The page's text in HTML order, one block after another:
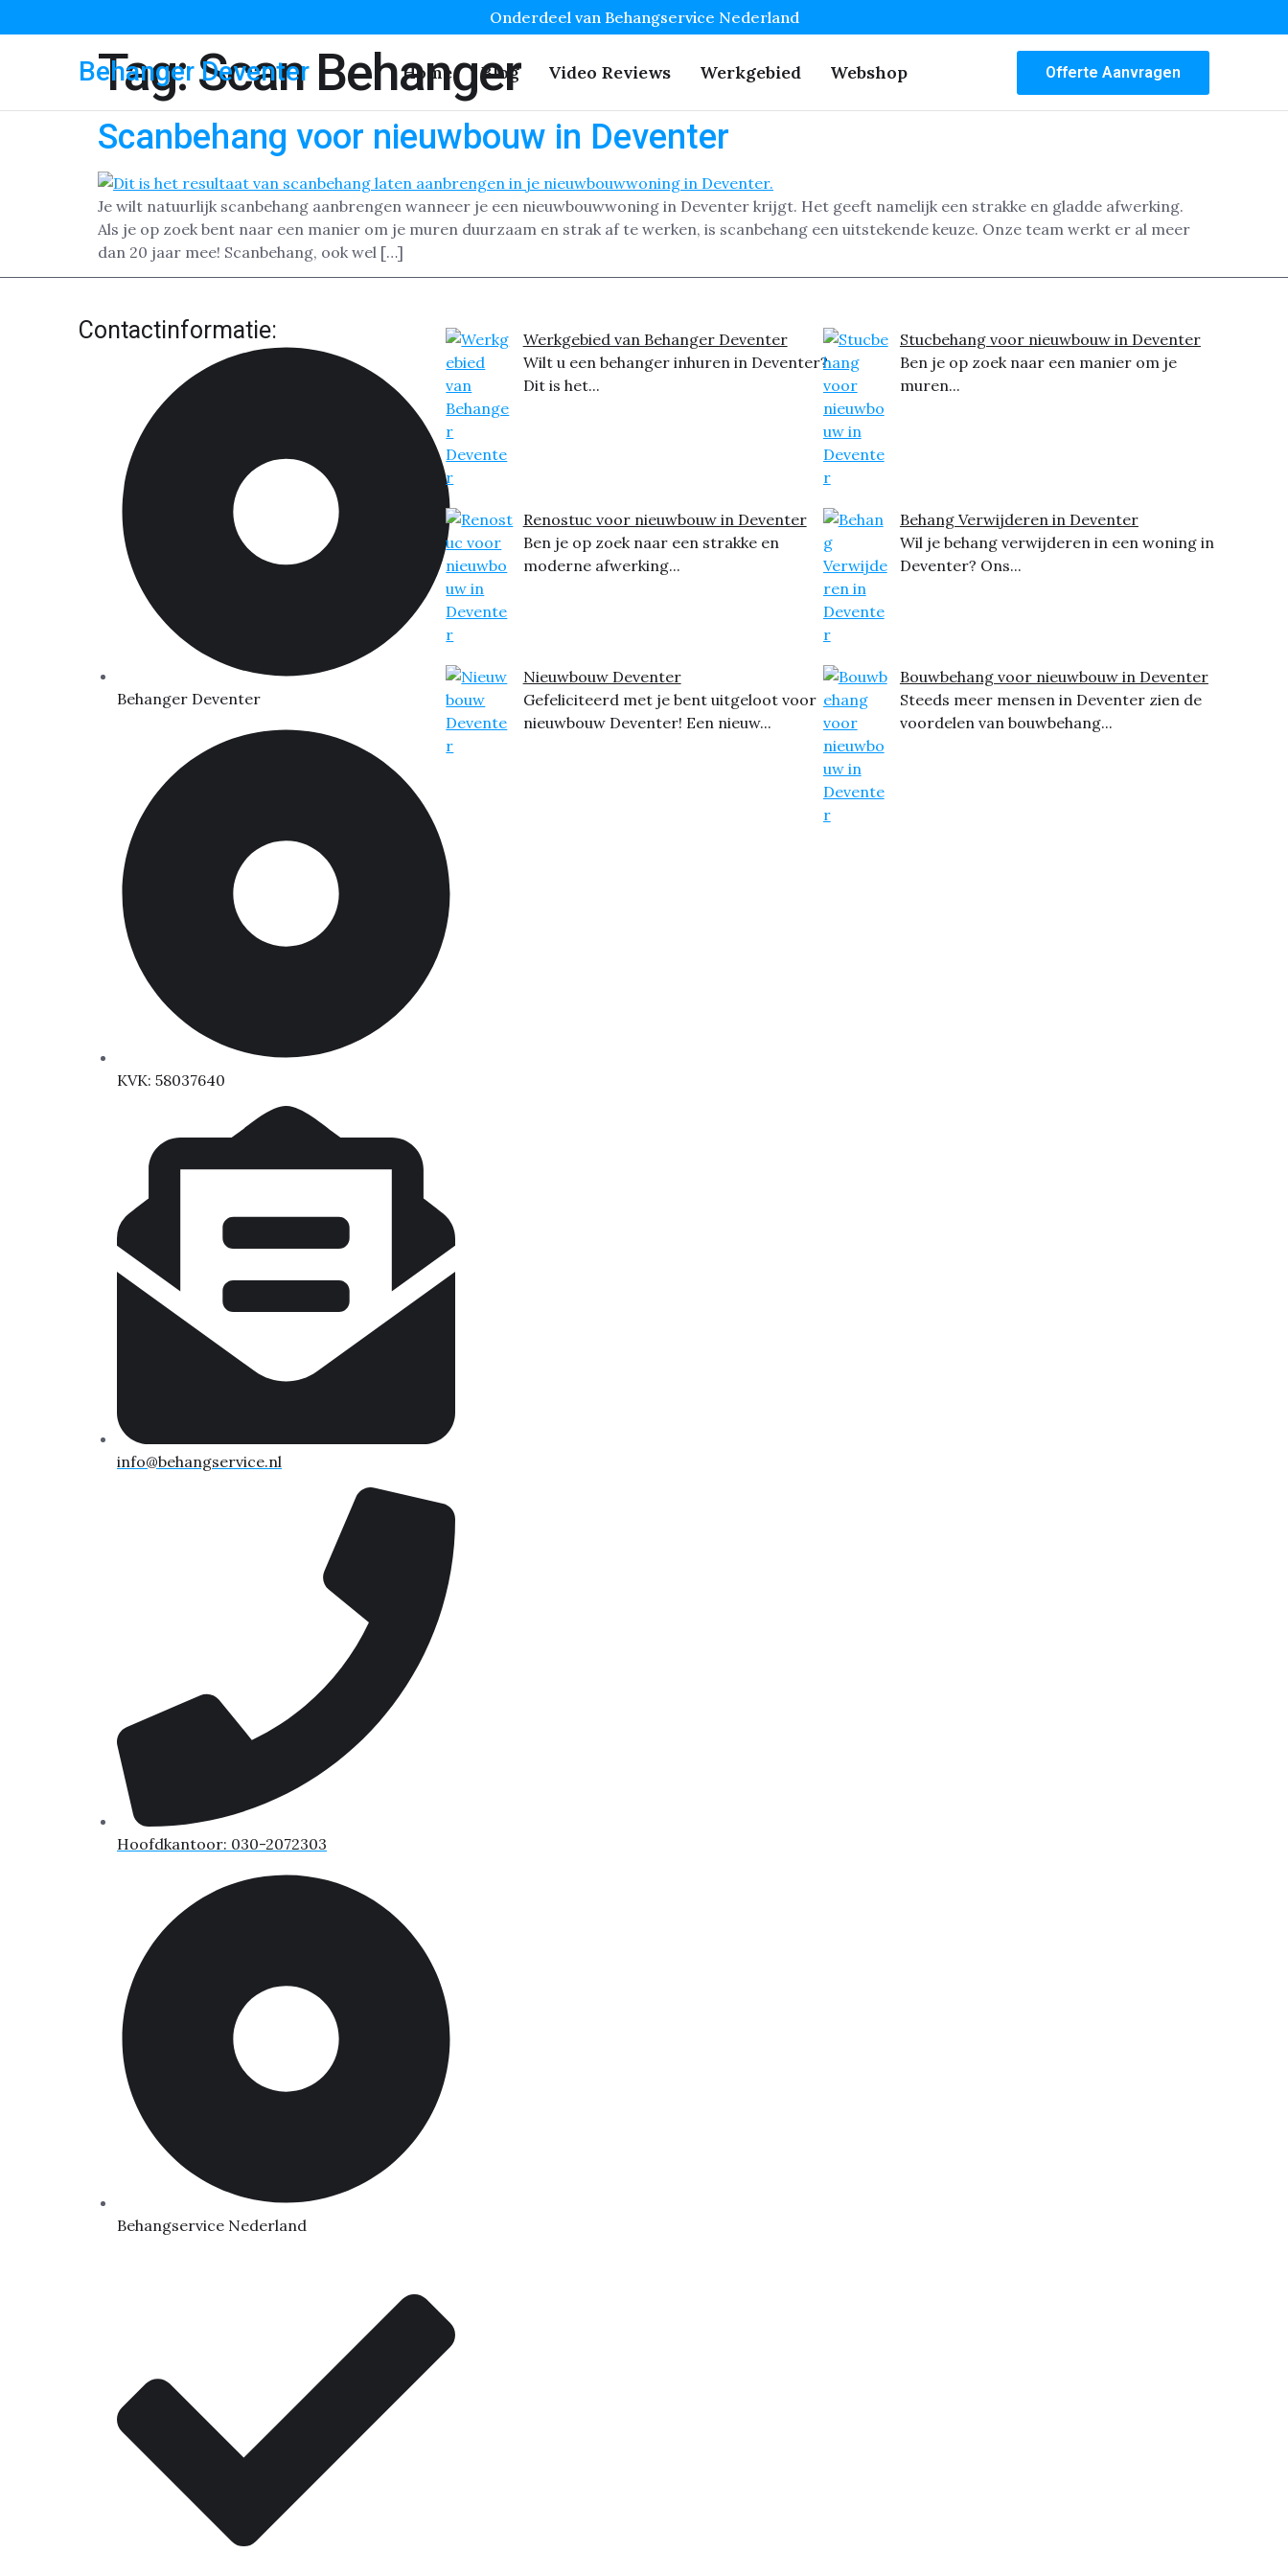
Onderdeel van Behangservice Nederland
Behanger Deventer Home Blog Video Reviews Werkgebied Webshop Offerte Aanvragen
Tag:Scan Behanger
Scanbehang voor nieuwbouw in Deventer
Je wilt natuurlijk scanbehang aanbrengen wanneer je een nieuwbouwwoning in Deventer krijgt. Het geeft namelijk een strakke en gladde afwerking.
Als je op zoek bent naar een manier om je muren duurzaam en strak af te werken, is scanbehang een uitstekende keuze. Onze team werkt er al meer
dan 20 jaar mee! Scanbehang, ook wel […]
Contactinformatie:
Behanger Deventer
KVK: 58037640
info@behangservice.nl
Hoofdkantoor: 030-2072303
Behangservice Nederland
Werkgebied van Behanger Deventer
Wilt u een behanger inhuren in Deventer?
Dit is het...
Renostuc voor nieuwbouw in Deventer
Ben je op zoek naar een strakke en
moderne afwerking...
Nieuwbouw Deventer
Gefeliciteerd met je bent uitgeloot voor
nieuwbouw Deventer! Een nieuw...
Stucbehang voor nieuwbouw in Deventer
Ben je op zoek naar een manier om je
muren...
Behang Verwijderen in Deventer
Wil je behang verwijderen in een woning in
Deventer? Ons...
Bouwbehang voor nieuwbouw in Deventer
Steeds meer mensen in Deventer zien de
voordelen van bouwbehang...